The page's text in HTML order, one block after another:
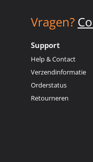
Vragen?
Support
Help & Contact
Verzendinformatie
Orderstatus
Retourneren